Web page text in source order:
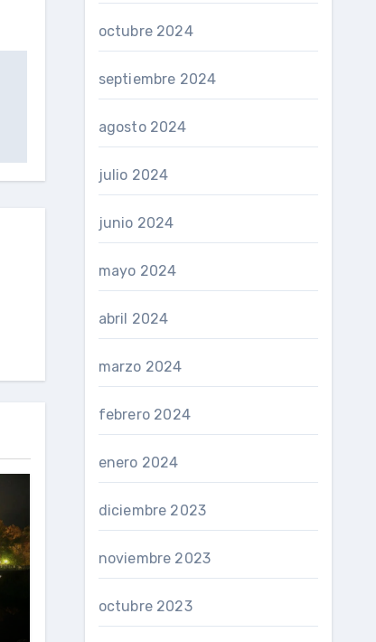
octubre 2024
septiembre 2024
agosto 2024
julio 2024
junio 2024
mayo 2024
abril 2024
marzo 2024
febrero 2024
enero 2024
diciembre 2023
noviembre 2023
octubre 2023